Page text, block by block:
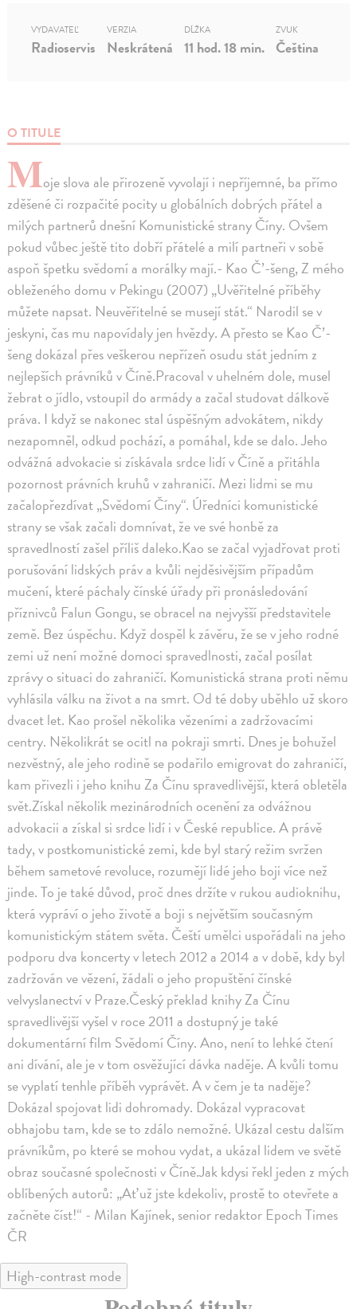
O TITULE
Moje slova ale přirozeně vyvolají i nepříjemné, ba přímo
zděšené či rozpačité pocity u globálních dobrých přátel a
milých partnerů dnešní Komunistické strany Číny. Ovšem
pokud vůbec ještě tito dobří přátelé a milí partneři v sobě
aspoň špetku svědomí a morálky mají.- Kao Č’-šeng, Z mého
obleženého domu v Pekingu (2007) „Uvěřitelné příběhy
můžete napsat. Neuvěřitelné se musejí stát.“ Narodil se v
jeskyni, čas mu napovídaly jen hvězdy. A přesto se Kao Č’-
šeng dokázal přes veškerou nepřízeň osudu stát jedním z
nejlepších právníků v Číně.Pracoval v uhelném dole, musel
žebrat o jídlo, vstoupil do armády a začal studovat dálkově
práva. I když se nakonec stal úspěšným advokátem, nikdy
nezapomněl, odkud pochází, a pomáhal, kde se dalo. Jeho
odvážná advokacie si získávala srdce lidí v Číně a přitáhla
pozornost právních kruhů v zahraničí. Mezi lidmi se mu
začalopřezdívat „Svědomí Číny“. Úředníci komunistické
strany se však začali domnívat, že ve své honbě za
spravedlností zašel příliš daleko.Kao se začal vyjadřovat proti
porušování lidských práv a kvůli nejděsivějším případům
mučení, které páchaly čínské úřady při pronásledování
příznivců Falun Gongu, se obracel na nejvyšší představitele
země. Bez úspěchu. Když dospěl k závěru, že se v jeho rodné
zemi už není možné domoci spravedlnosti, začal posílat
zprávy o situaci do zahraničí. Komunistická strana proti němu
vyhlásila válku na život a na smrt. Od té doby uběhlo už skoro
dvacet let. Kao prošel několika vězeními a zadržovacími
centry. Několikrát se ocitl na pokraji smrti. Dnes je bohužel
nezvěstný, ale jeho rodině se podařilo emigrovat do zahraničí,
kam přivezli i jeho knihu Za Čínu spravedlivější, která obletěla
svět.Získal několik mezinárodních ocenění za odvážnou
advokacii a získal si srdce lidí i v České republice. A právě
tady, v postkomunistické zemi, kde byl starý režim svržen
během sametové revoluce, rozumějí lidé jeho boji více než
jinde. To je také důvod, proč dnes držíte v rukou audioknihu,
která vypráví o jeho životě a boji s největším současným
komunistickým státem světa. Čeští umělci uspořádali na jeho
podporu dva koncerty v letech 2012 a 2014 a v době, kdy byl
zadržován ve vězení, žádali o jeho propuštění čínské
velvyslanectví v Praze.Český překlad knihy Za Čínu
spravedlivější vyšel v roce 2011 a dostupný je také
dokumentární film Svědomí Číny. Ano, není to lehké čtení
ani dívání, ale je v tom osvěžující dávka naděje. A kvůli tomu
se vyplatí tenhle příběh vyprávět. A v čem je ta naděje?
Dokázal spojovat lidi dohromady. Dokázal vypracovat
obhajobu tam, kde se to zdálo nemožné. Ukázal cestu dalším
právníkům, po které se mohou vydat, a ukázal lidem ve světě
obraz současné společnosti v Číně.Jak kdysi řekl jeden z mých
oblíbených autorů: „Ať už jste kdekoliv, prostě to otevřete a
začněte číst!“ - Milan Kajínek, senior redaktor Epoch Times
ČR
VYDAVATEĽ
Radioservis
VERZIA
Neskrátená
DĹŽKA
11 hod. 18 min.
ZVUK
Čeština
High-contrast mode